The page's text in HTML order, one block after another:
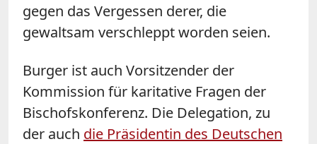
gegen das Vergessen derer, die
gewaltsam verschleppt worden seien.
Burger ist auch Vorsitzender der
Kommission für karitative Fragen der
Bischofskonferenz. Die Delegation, zu
der auch die Präsidentin des Deutschen